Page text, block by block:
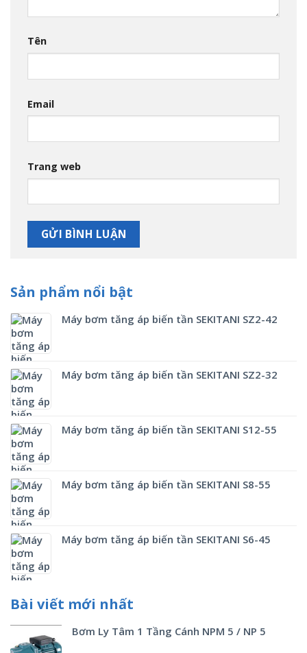
Tên
Email
Trang web
Sản phẩm nổi bật
Máy bơm tăng áp biến tần SEKITANI SZ2-42
Máy bơm tăng áp biến tần SEKITANI SZ2-32
Máy bơm tăng áp biến tần SEKITANI S12-55
Máy bơm tăng áp biến tần SEKITANI S8-55
Máy bơm tăng áp biến tần SEKITANI S6-45
Bài viết mới nhất
Bơm Ly Tâm 1 Tầng Cánh NPM 5 / NP 5